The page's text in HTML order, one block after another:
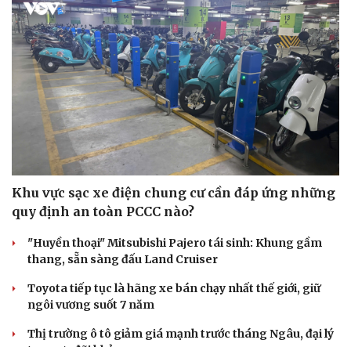
Khu vực sạc xe điện chung cư cần đáp ứng những
quy định an toàn PCCC nào?
"Huyền thoại" Mitsubishi Pajero tái sinh: Khung gầm
thang, sẵn sàng đấu Land Cruiser
Toyota tiếp tục là hãng xe bán chạy nhất thế giới, giữ
ngôi vương suốt 7 năm
Thị trường ô tô giảm giá mạnh trước tháng Ngâu, đại lý